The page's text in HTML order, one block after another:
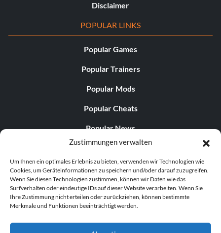
Zustimmungen verwalten
Um Ihnen ein optimales Erlebnis zu bieten, verwenden wir Technologien wie
Cookies, um Geräteinformationen zu speichern und/oder darauf zuzugreifen.
Wenn Sie diesen Technologien zustimmen, können wir Daten wie das
Surfverhalten oder eindeutige IDs auf dieser Website verarbeiten. Wenn Sie
Ihre Zustimmung nicht erteilen oder zurückziehen, können bestimmte
Merkmale und Funktionen beeinträchtigt werden.
Disclaimer
POPULAR LINKS
Popular Games
Popular Trainers
Popular Mods
Popular Cheats
Popular News
Popular Editorials
Popular Free Games
LATEST UPDATES